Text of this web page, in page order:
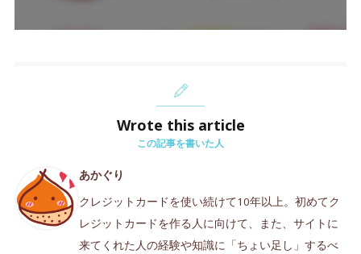
Wrote this article
この記事を書いた人
あかぐり
クレジットカードを使い続けて10年以上。初めてク
レジットカードを作る人に向けて、また、サイトに
来てくれた人の経験や知識に「ちょい足し」するべ